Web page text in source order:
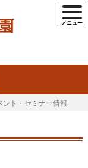
ント・セミナー情報